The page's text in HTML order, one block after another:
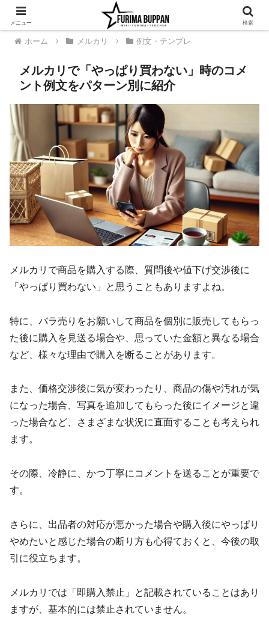
ホーム メルカリ 例文・テンプレ
メルカリで「やっぱり買わない」時のコメ
ント例文をパターン別に紹介
メルカリで商品を購入する際、質問後や値下げ交渉後に
「やっぱり買わない」と思うこともありますよね。
特に、バラ売りをお願いして商品を個別に販売してもらっ
た後に購入を見送る場合や、思っていた金額と異なる場合
など、様々な理由で購入を断ることがあります。
また、価格交渉後に気が変わったり、商品の傷や汚れが気
になった場合、写真を追加してもらった後にイメージと違
った場合など、さまざまな状況に直面することも考えられ
ます。
その際、冷静に、かつ丁寧にコメントを送ることが重要で
す。
さらに、出品者の対応が悪かった場合や購入後にやっぱり
やめたいと感じた場合の断り方も心得ておくと、今後の取
引に役立ちます。
メルカリでは「即購入禁止」と記載されていることはあり
ますが、基本的には禁止されていません。
メニュー 検索